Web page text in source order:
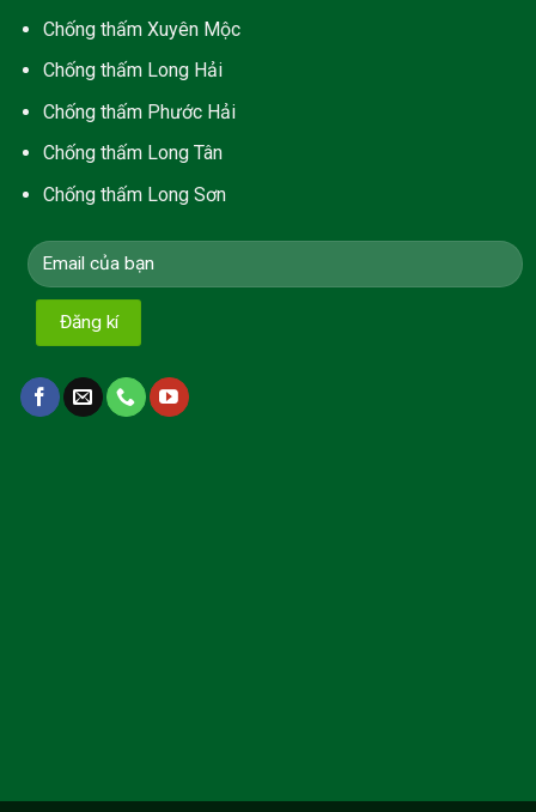
Chống thấm Xuyên Mộc
Chống thấm Long Hải
Chống thấm Phước Hải
Chống thấm Long Tân
Chống thấm Long Sơn